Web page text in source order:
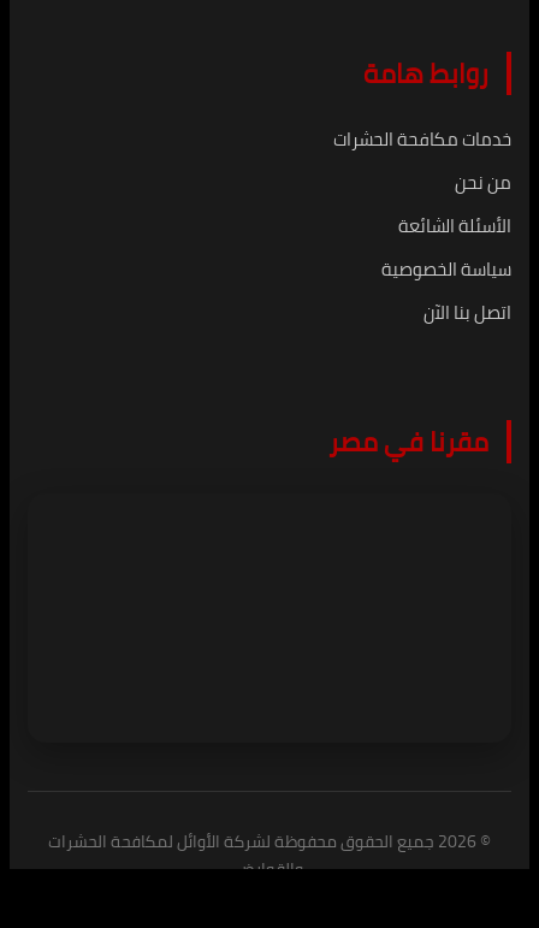
روابط هامة
خدمات مكافحة الحشرات
من نحن
الأسئلة الشائعة
سياسة الخصوصية
اتصل بنا الآن
مقرنا في مصر
© 2026 جميع الحقوق محفوظة لشركة الأوائل لمكافحة الحشرات
والقوارض